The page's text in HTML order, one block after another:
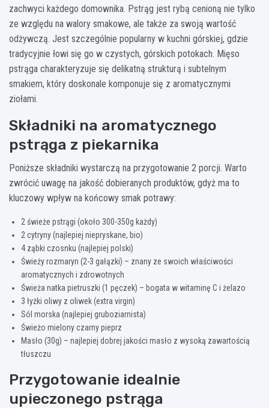
zachwyci każdego domownika. Pstrąg jest rybą cenioną nie tylko
ze względu na walory smakowe, ale także za swoją wartość
odżywczą. Jest szczególnie popularny w kuchni górskiej, gdzie
tradycyjnie łowi się go w czystych, górskich potokach. Mięso
pstrąga charakteryzuje się delikatną strukturą i subtelnym
smakiem, który doskonale komponuje się z aromatycznymi
ziołami.
Składniki na aromatycznego
pstrąga z piekarnika
Poniższe składniki wystarczą na przygotowanie 2 porcji. Warto
zwrócić uwagę na jakość dobieranych produktów, gdyż ma to
kluczowy wpływ na końcowy smak potrawy:
2 świeże pstrągi (około 300-350g każdy)
2 cytryny (najlepiej niepryskane, bio)
4 ząbki czosnku (najlepiej polski)
Świeży rozmaryn (2-3 gałązki) – znany ze swoich właściwości
aromatycznych i zdrowotnych
Świeża natka pietruszki (1 pęczek) – bogata w witaminę C i żelazo
3 łyżki oliwy z oliwek (extra virgin)
Sól morska (najlepiej gruboziarnista)
Świeżo mielony czarny pieprz
Masło (30g) – najlepiej dobrej jakości masło z wysoką zawartością
tłuszczu
Przygotowanie idealnie
upieczonego pstrąga